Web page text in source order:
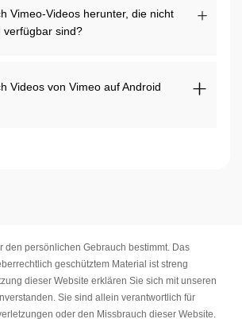
Vimeo-Videos herunter, die nicht
verfügbar sind?
Videos von Vimeo auf Android
den persönlichen Gebrauch bestimmt. Das
geschütztem Material ist streng
dieser Website erklären Sie sich mit unseren
Sie sind allein verantwortlich für
oder den Missbrauch dieser Website.